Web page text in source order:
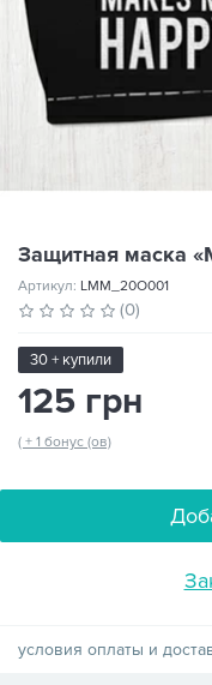
Защитная маска
Артикул: LMM_20O001
(0)
30 + купили
125 грн
( + 1 бонус (ов)
условия оплаты и